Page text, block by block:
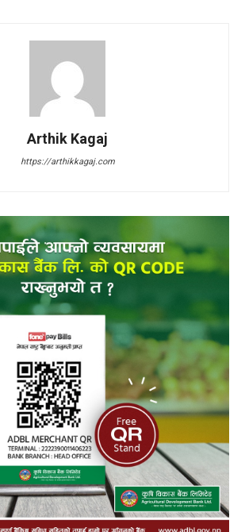
Arthik Kagaj
https://arthikkagaj.com